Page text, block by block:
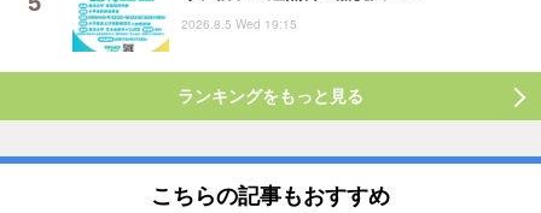
2026.8.5 Wed 19:15
ランキングをもっと見る
こちらの記事もおすすめ